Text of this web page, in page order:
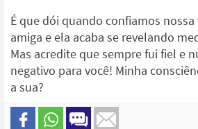
É que dói quando confiamos
amiga e ela acaba se revelando
Mas acredite que sempre fui fiel e
negativo para você! Minha
a sua?